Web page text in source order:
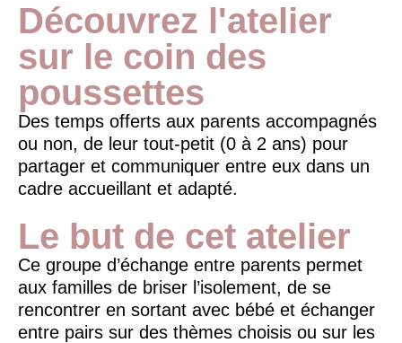
Découvrez l'atelier
sur le coin des
poussettes
Des temps offerts aux parents accompagnés
ou non, de leur tout-petit (0 à 2 ans) pour
partager et communiquer entre eux dans un
cadre accueillant et adapté.
Le but de cet atelier
Ce groupe d’échange entre parents permet
aux familles de briser l’isolement, de se
rencontrer en sortant avec bébé et échanger
entre pairs sur des thèmes choisis ou sur les